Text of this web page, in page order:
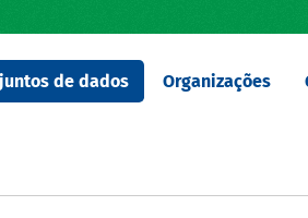
de dados Organizações